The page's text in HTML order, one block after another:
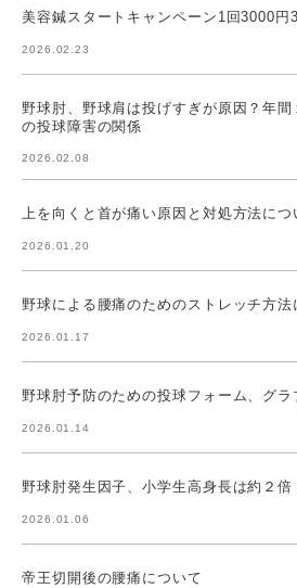
美容鍼スタートキャンペーン1回3000円
2026.02.23
野球肘、野球肩は投げすぎが原因？年
の投球障害の関係
2026.02.08
上を向くと首が痛い原因と対処方法につ
2026.01.20
野球による腰痛のためのストレッチ方法
2026.01.17
野球肘予防のための投球フォーム、グ
2026.01.14
野球肘発生因子、小学生高身長は約２倍
2026.01.06
帝王切開後の腰痛について